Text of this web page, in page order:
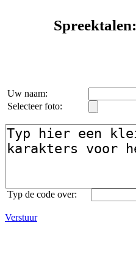
Spreektalen:
Uw naam:
Selecteer foto:
Typ de code over:
Verstuur